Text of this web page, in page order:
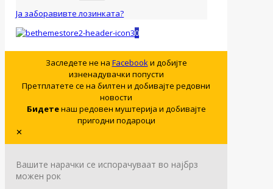
Ја заборавивте лозинката?
0
Заследете не на Facebookи добијте
изненадувачки попусти
Претплатете се на билтен и добивајте редовни
новости
Бидетенаш редовен муштерија и добивајте
пригодни подароци
✕
Вашите нарачки се испорачуваат во најбрз
можен рок